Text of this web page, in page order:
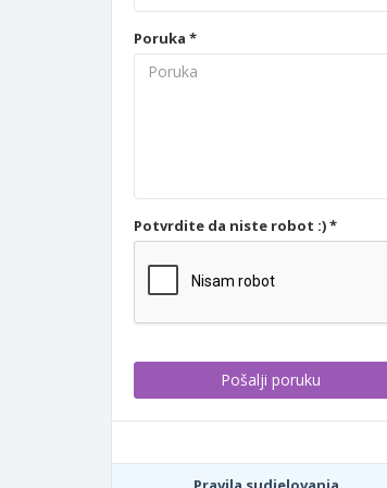
Poruka *
Potvrdite da niste robot :) *